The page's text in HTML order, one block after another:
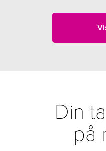
Din
på